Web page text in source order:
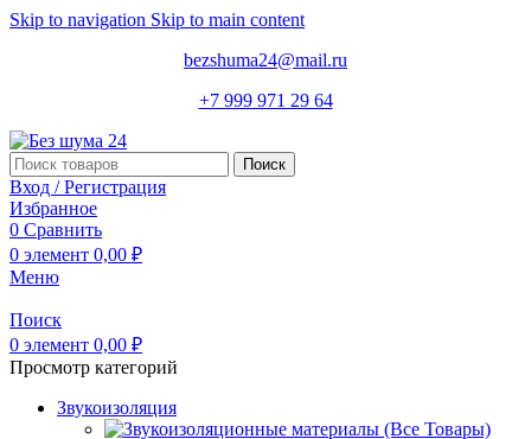
Skip to navigation Skip to main content
bezshuma24@mail.ru
+7 999 971 29 64
Поиск
Вход / Регистрация
Избранное
0 Сравнить
0 элемент 0,00 ₽
Меню
Поиск
0 элемент 0,00 ₽
Просмотр категорий
Звукоизоляция